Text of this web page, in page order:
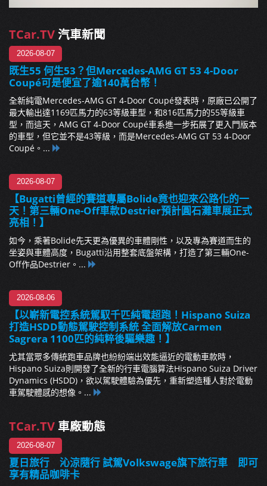
TCar.TV汽車新聞
2026-08-07
既生55 何生53？但Mercedes-AMG GT 53 4-Door
Coupé可是便宜了逾140萬台幣！
全新純電Mercedes-AMG GT 4-Door Coupé發表時，原廠已公開了
最大輸出達1169匹馬力的63等級車型，和816匹馬力的55等級車
型，而這天，AMG GT 4-Door Coupé車系進一步拓展了更入門版本
的車型，但它並不是43等級，而是Mercedes-AMG GT 53 4-Door
Coupé。...
2026-08-07
【Bugatti曾經的賽道專屬Bolide竟也迎來公路化的一
天！第三輛One-Off車款Destrier預計圓石灘車展正式
亮相！】
如今，乘著Bolide先天更為優異的車體剛性，以及專為賽道而生的
坐姿與車體高度，Bugatti沿用整套底盤架構，打造了第三輛One-
Off作品Destrier。...
2026-08-06
【以嶄新電控系統駕馭千匹純電超跑！Hispano Suiza
打造HSDD動態駕駛控制系統 全面解放Carmen
Sagrera 1100匹的純粹後驅樂趣！】
尤其當眾多傳統跑車品牌也紛紛端出效能逼近的電動車款時，
Hispano Suiza則開發了全新的行車電腦算法Hispano Suiza Driver
Dynamics (HSDD)，欲以駕駛體驗為優先，重新塑造種人對於電動
車駕駛體感的想像。...
TCar.TV 車廠動態
2026-08-07
夏日旅行 沁涼隨行 試駕Volkswage旗下旅行車 即可
享有精品咖啡卡